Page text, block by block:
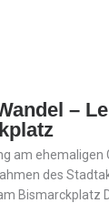
–
am ehemaligen
des
am